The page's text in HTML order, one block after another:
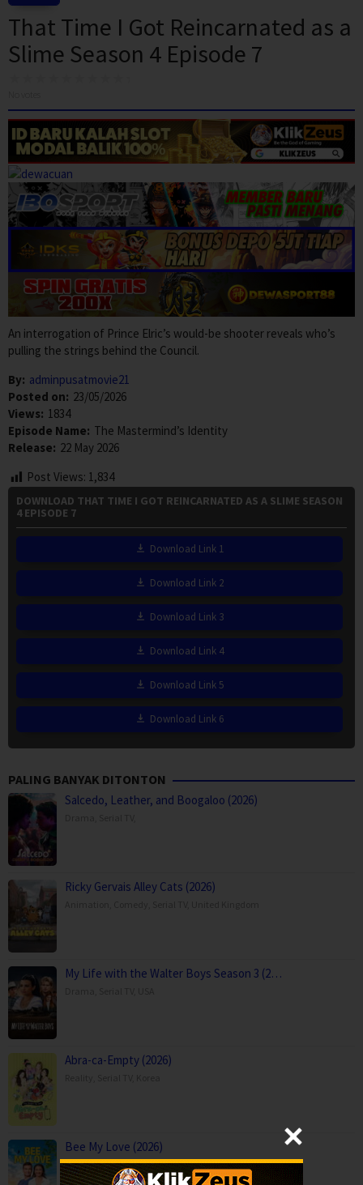
That Time I Got Reincarnated as a
Slime Season 4 Episode 7
An interrogation of Prince Elric’s would-be shooter reveals who’s
pulling the strings behind the Council.
By: adminpusatmovie21
Posted on: 23/05/2026
Views: 1834
Episode Name: The Mastermind’s Identity
Release: 22 May 2026
Post Views: 1,834
DOWNLOAD THAT TIME I GOT REINCARNATED AS A SLIME SEASON
4 EPISODE 7
Download Link 1
Download Link 2
Download Link 3
Download Link 4
Download Link 5
Download Link 6
PALING BANYAK DITONTON
Salcedo, Leather, and Boogaloo (2026)
Ricky Gervais Alley Cats (2026)
My Life with the Walter Boys Season 3 (2…
Abra-ca-Empty (2026)
Bee My Love (2026)
Comedy,Movies,Romance,TV Movie,Canada,USA